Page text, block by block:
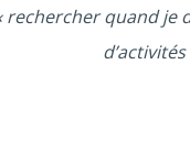
rechercher quand